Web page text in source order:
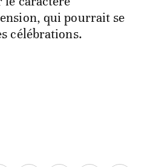
qui pourrait se
célébrations.